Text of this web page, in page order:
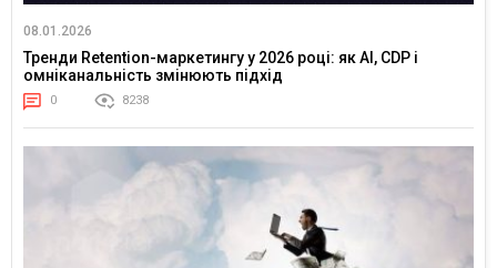
08.01.2026
Тренди Retention-маркетингу у 2026 році: як AI, CDP і
омніканальність змінюють підхід
0 8238